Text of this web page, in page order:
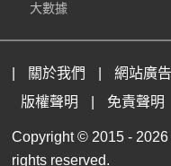
大數據
關於我們 網站廣
版權聲明
免責聲明
Copyright © 2015 - 2026
rights reserved.